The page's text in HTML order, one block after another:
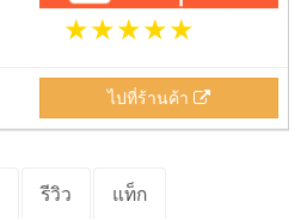
ไปที่ร้านค้า
รีวิว แท็ก